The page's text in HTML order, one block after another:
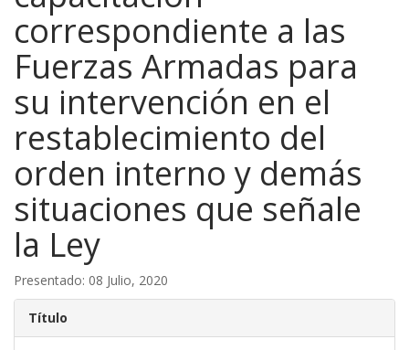
correspondiente a las
Fuerzas Armadas para
su intervención en el
restablecimiento del
orden interno y demás
situaciones que señale
la Ley
Presentado: 08 Julio, 2020
Título